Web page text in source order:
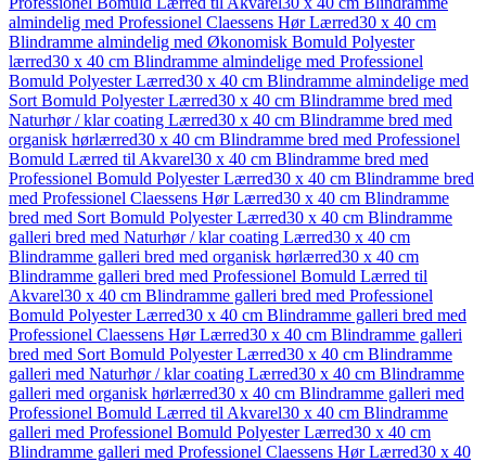
almindelig med Professionel Claessens Hør Lærred30 x 40 cm
Blindramme almindelig med Økonomisk Bomuld Polyester
lærred30 x 40 cm Blindramme almindelige med Professionel
Bomuld Polyester Lærred30 x 40 cm Blindramme almindelige med
Sort Bomuld Polyester Lærred30 x 40 cm Blindramme bred med
Naturhør / klar coating Lærred30 x 40 cm Blindramme bred med
organisk hørlærred30 x 40 cm Blindramme bred med Professionel
Bomuld Lærred til Akvarel30 x 40 cm Blindramme bred med
Professionel Bomuld Polyester Lærred30 x 40 cm Blindramme bred
med Professionel Claessens Hør Lærred30 x 40 cm Blindramme
bred med Sort Bomuld Polyester Lærred30 x 40 cm Blindramme
galleri bred med Naturhør / klar coating Lærred30 x 40 cm
Blindramme galleri bred med organisk hørlærred30 x 40 cm
Blindramme galleri bred med Professionel Bomuld Lærred til
Akvarel30 x 40 cm Blindramme galleri bred med Professionel
Bomuld Polyester Lærred30 x 40 cm Blindramme galleri bred med
Professionel Claessens Hør Lærred30 x 40 cm Blindramme galleri
bred med Sort Bomuld Polyester Lærred30 x 40 cm Blindramme
galleri med Naturhør / klar coating Lærred30 x 40 cm Blindramme
galleri med organisk hørlærred30 x 40 cm Blindramme galleri med
Professionel Bomuld Lærred til Akvarel30 x 40 cm Blindramme
galleri med Professionel Bomuld Polyester Lærred30 x 40 cm
Blindramme galleri med Professionel Claessens Hør Lærred30 x 40